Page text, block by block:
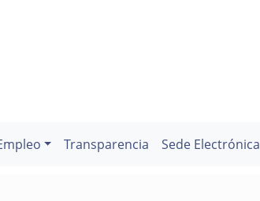
Transparencia Sede Electrónica